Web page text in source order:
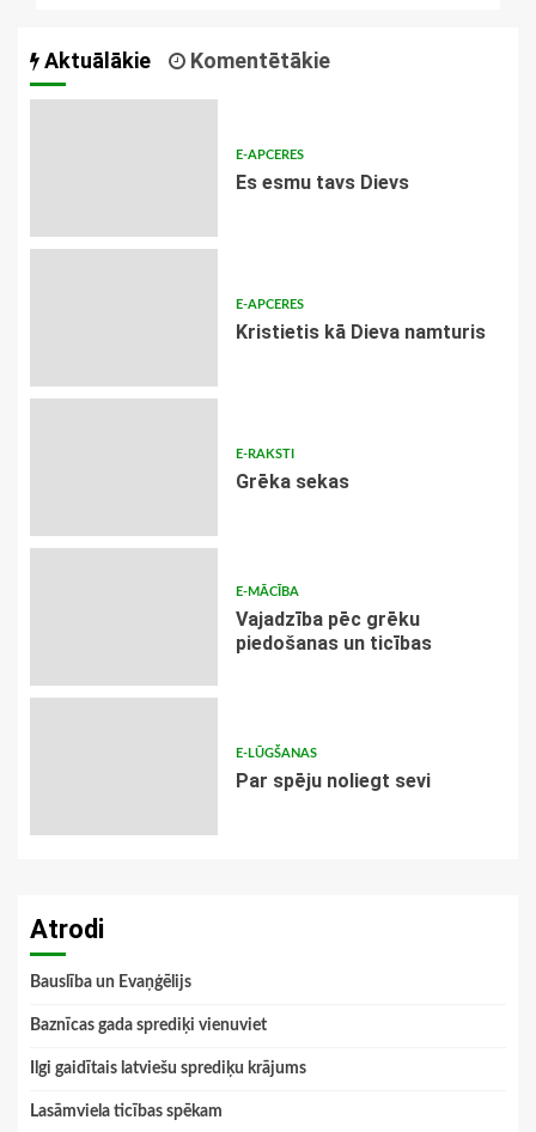
Aktuālākie Komentētākie
E-APCERES
Es esmu tavs Dievs
E-APCERES
Kristietis kā Dieva namturis
E-RAKSTI
Grēka sekas
E-MĀCĪBA
Vajadzība pēc grēku
piedošanas un ticības
E-LŪGŠANAS
Par spēju noliegt sevi
Atrodi
Bauslība un Evaņģēlijs
Baznīcas gada sprediķi vienuviet
Ilgi gaidītais latviešu sprediķu krājums
Lasāmviela ticības spēkam